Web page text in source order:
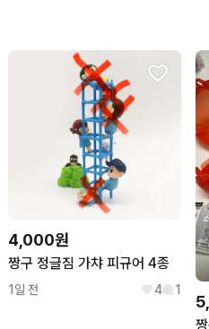
꼭 필요한 문의만 해요.
4,000원
짱구 정글짐 가챠 피규어 4종
1일 전 4 1